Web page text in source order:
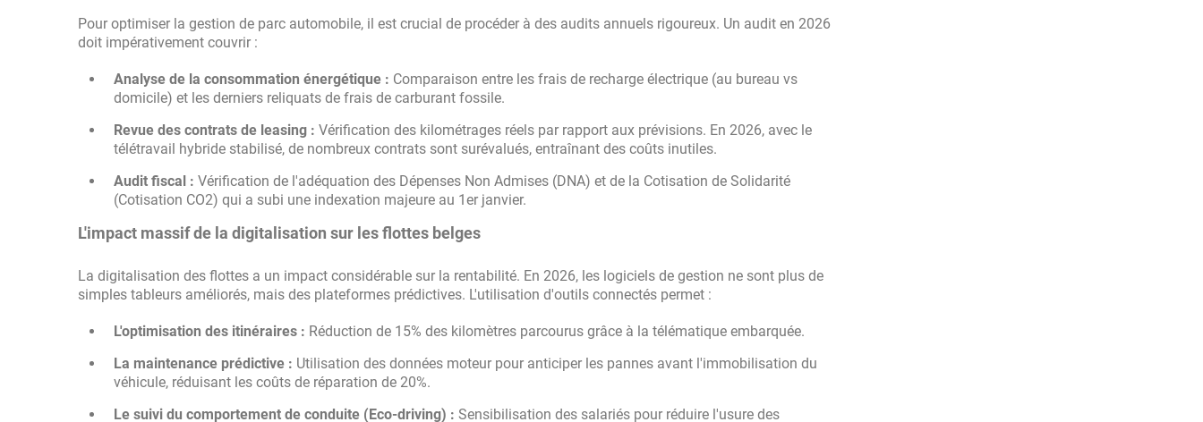
Pour optimiser la gestion de parc automobile, il est crucial de procéder à des audits annuels rigoureux. Un audit en 2026
doit impérativement couvrir :
Analyse de la consommation énergétique : Comparaison entre les frais de recharge électrique (au bureau vs
domicile) et les derniers reliquats de frais de carburant fossile.
Revue des contrats de leasing : Vérification des kilométrages réels par rapport aux prévisions. En 2026, avec le
télétravail hybride stabilisé, de nombreux contrats sont surévalués, entraînant des coûts inutiles.
Audit fiscal : Vérification de l'adéquation des Dépenses Non Admises (DNA) et de la Cotisation de Solidarité
(Cotisation CO2) qui a subi une indexation majeure au 1er janvier.
L'impact massif de la digitalisation sur les flottes belges
La digitalisation des flottes a un impact considérable sur la rentabilité. En 2026, les logiciels de gestion ne sont plus de
simples tableurs améliorés, mais des plateformes prédictives. L'utilisation d'outils connectés permet :
L'optimisation des itinéraires : Réduction de 15% des kilomètres parcourus grâce à la télématique embarquée.
La maintenance prédictive : Utilisation des données moteur pour anticiper les pannes avant l'immobilisation du
véhicule, réduisant les coûts de réparation de 20%.
Le suivi du comportement de conduite (Eco-driving) : Sensibilisation des salariés pour réduire l'usure des